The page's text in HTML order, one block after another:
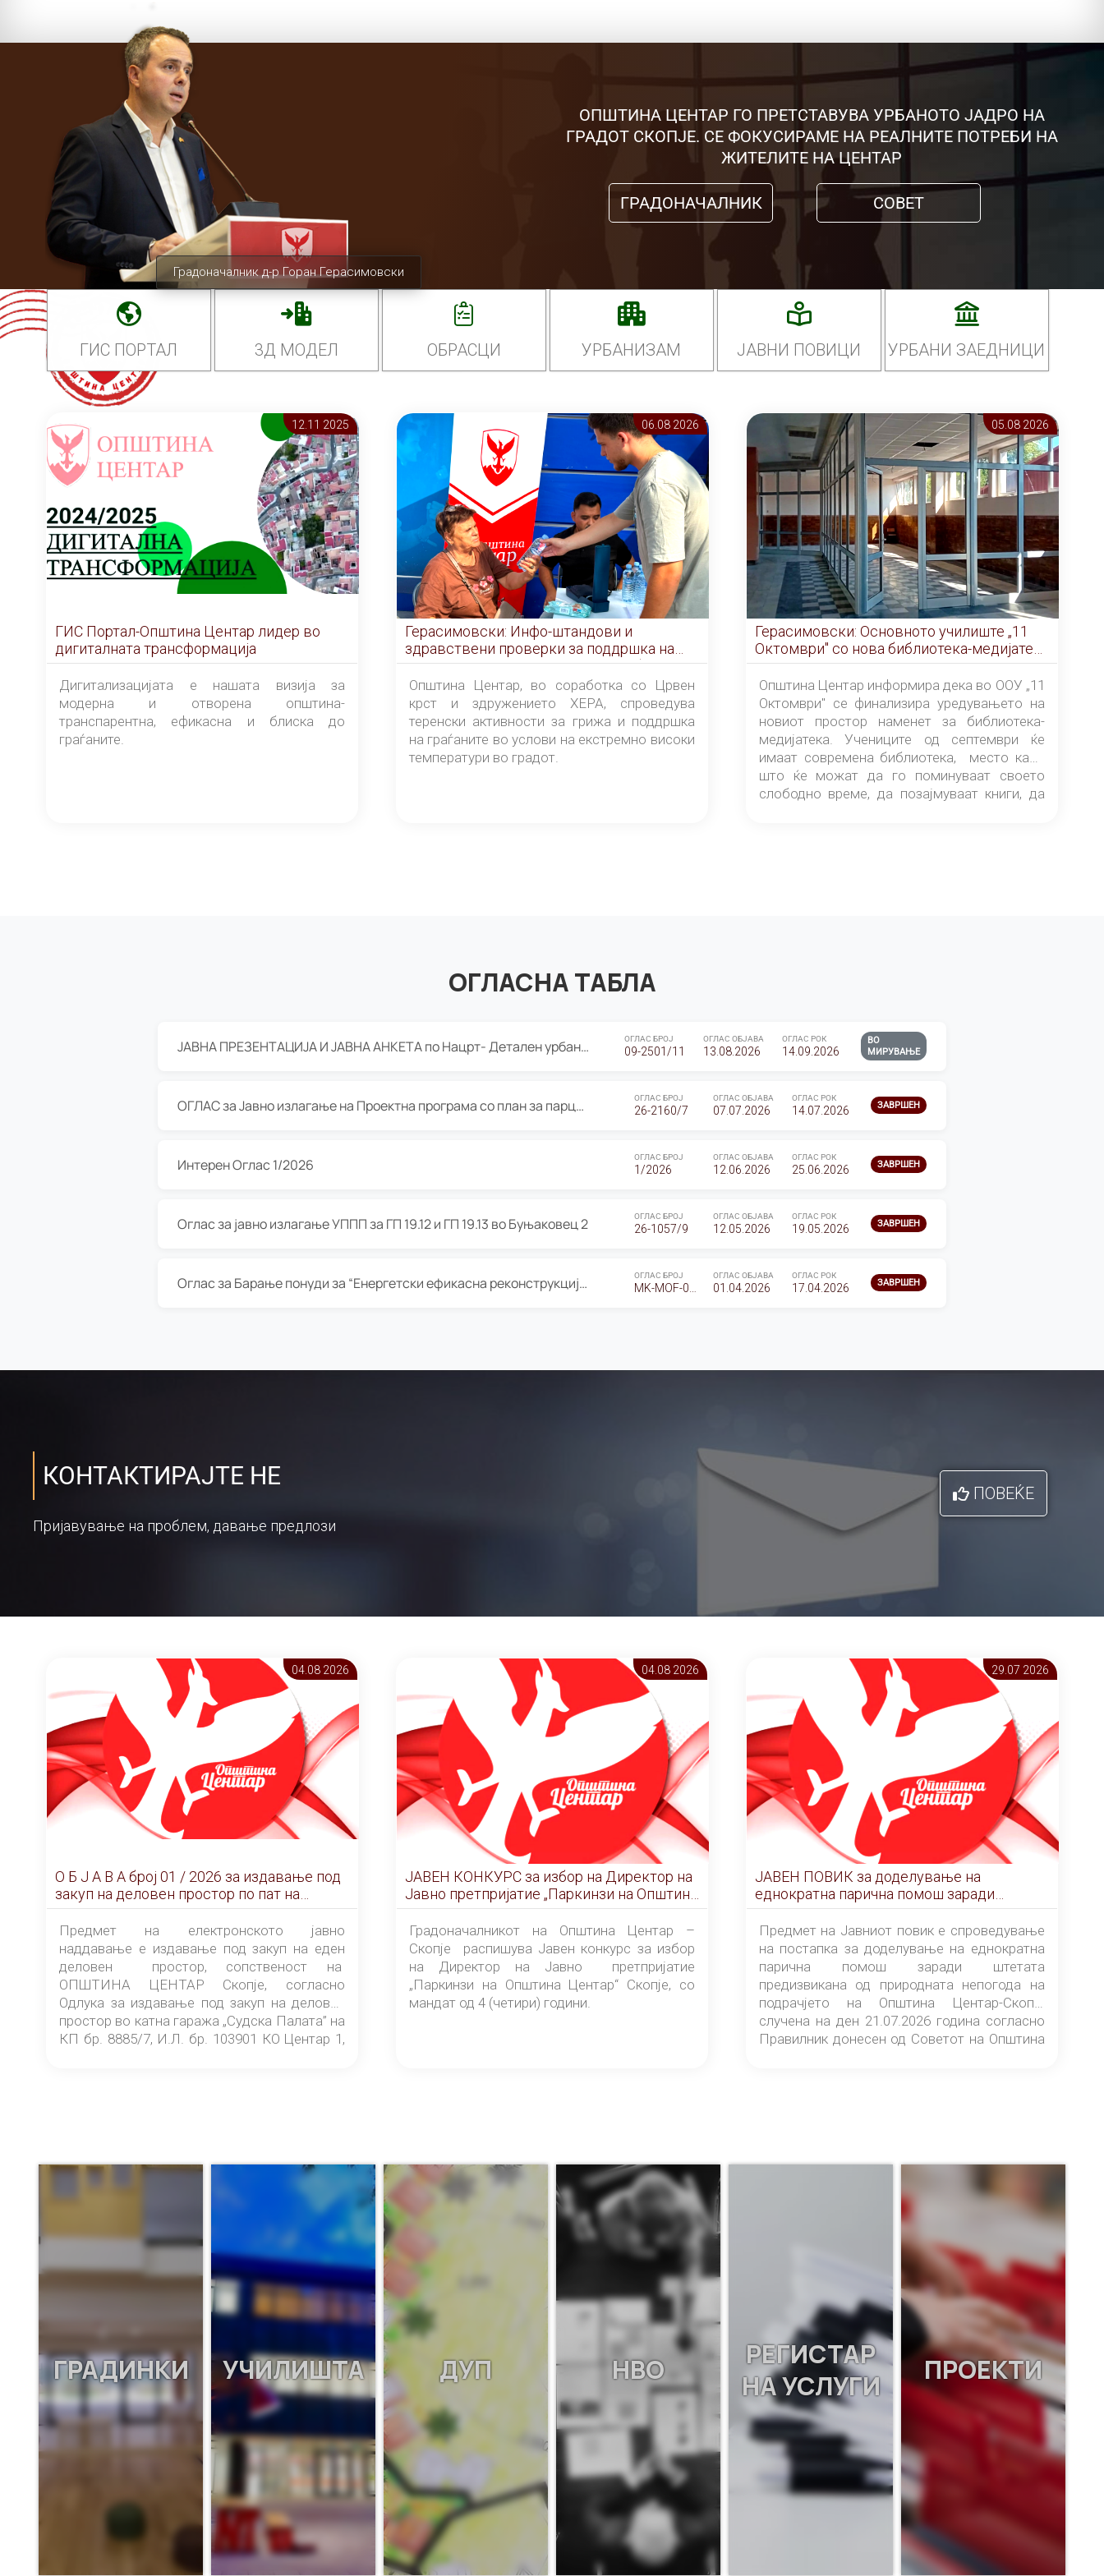
Градоначалник д-р Горан Герасимовски
ОПШТИНА ЦЕНТАР ГО ПРЕТСТАВУВА УРБАНОТО ЈАДРО НА
ГРАДОТ СКОПЈЕ. СЕ ФОКУСИРАМЕ НА РЕАЛНИТЕ ПОТРЕБИ НА
ЖИТЕЛИТЕ НА ЦЕНТАР
ГРАДОНАЧАЛНИК СОВЕТ
ГИС ПОРТАЛ 3Д МОДЕЛ ОБРАСЦИ УРБАНИЗАМ ЈАВНИ ПОВИЦИ УРБАНИ ЗАЕДНИЦИ
12.11 2025
ГИС Портал-Општина Центар лидер во
дигиталната трансформација
Дигитализацијата е нашата визија за
модерна и отворена општина-
транспарентна, ефикасна и блиска до
граѓаните.
06.08 2026
Герасимовски: Инфо-штандови и
здравствени проверки за поддршка на
граѓаните во услови на топлотен бран
Општина Центар, во соработка со Црвен
крст и здружението ХЕРА, спроведува
теренски активности за грижа и поддршка
на граѓаните во услови на екстремно високи
температури во градот.
05.08 2026
Герасимовски: Основното училиште „11
Октомври" со нова библиотека-медијатека
од септември
Општина Центар информира дека во ООУ „11
Октомври" се финализира уредувањето на
новиот простор наменет за библиотека-
медијатека. Учениците од септември ќе
имаат современа библиотека, место каде
што ќе можат да го поминуваат своето
слободно време, да позајмуваат книги, да
ОГЛАСНА ТАБЛА
ЈАВНА ПРЕЗЕНТАЦИЈА И ЈАВНА АНКЕТА по Нацрт- Детален урбанистички план Градска четврт Ј 05- Барутана, Општина Центар- Скопје, плански период 2025-2030 ОГЛАС БРОЈ
09-2501/11
ОГЛАС ОБЈАВА
13.08.2026
ОГЛАС РОК
14.09.2026
ВО
МИРУВАЊЕ
ОГЛАС за Јавно излагање на Проектна програма со план за парцелација за Урбанистички проект со план за парцелација за спојување на ГП 20.12 и ГП 20.37 од Изменување и дополнување на Детален урбанистички план Буњаковец 2, Општина Центар – Скопје ОГЛАС БРОЈ
26-2160/7
ОГЛАС ОБЈАВА
07.07.2026
ОГЛАС РОК
14.07.2026 ЗАВРШЕН
Интерен Оглас 1/2026 ОГЛАС БРОЈ
1/2026
ОГЛАС ОБЈАВА
12.06.2026
ОГЛАС РОК
25.06.2026 ЗАВРШЕН
Оглас за јавно излагање УППП за ГП 19.12 и ГП 19.13 во Буњаковец 2 ОГЛАС БРОЈ
26-1057/9
ОГЛАС ОБЈАВА
12.05.2026
ОГЛАС РОК
19.05.2026 ЗАВРШЕН
Оглас за Барање понуди за “Енергетски ефикасна реконструкција на објектот ООУ „Св. Кирил и Методиј" ОГЛАС БРОЈ ОГЛАС ОБЈАВА
01.04.2026
ОГЛАС РОК
17.04.2026 ЗАВРШЕН
КОНТАКТИРАЈТЕ НЕ
Пријавување на проблем, давање предлози
ПОВЕЌЕ
04.08 2026
О Б Ј А В А брoj 01 / 2026 за издавање под
закуп на деловен простор по пат на
ЕЛЕКТРОНСКО ЈАВНО НАДДАВАЊЕ
Предмет на електронското јавно
наддавање е издавање под закуп на еден
деловен простор, сопственост на
ОПШТИНА ЦЕНТАР Скопје, согласно
Одлука за издавање под закуп на деловен
простор во катна гаража „Судска Палата” на
КП бр. 8885/7, И.Л. бр. 103901 КО Центар 1,
понудувач.
04.08 2026
ЈАВЕН КОНКУРС за избор на Директор на
Јавно претпријатие „Паркинзи на Општина
Центар“ – Скопје
Градоначалникот на Општина Центар –
Скопје распишува Јавен конкурс за избор
на Директор на Јавно претпријатие
„Паркинзи на Општина Центар“ Скопје, со
мандат од 4 (четири) години.
29.07 2026
ЈАВЕН ПОВИК за доделување на
еднократна парична помош заради
штетата предизвикана од природната
непогода на подрачјето на Општина
Центар-Скопје случена на ден 21.07.2026
година
Предмет на Јавниот повик е спроведување
на постапка за доделување на еднократна
парична помош заради штетата
предизвикана од природната непогода на
подрачјето на Општина Центар-Скопје
случена на ден 21.07.2026 година согласно
Правилник донесен од Советот на Општина
ГРАДИНКИ УЧИЛИШТА ДУП НВО
РЕГИСТАР
НА УСЛУГИ
ПРОЕКТИ